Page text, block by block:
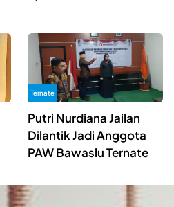
Ternate
Putri Nurdiana Jailan
Dilantik Jadi Anggota
PAW Bawaslu Ternate